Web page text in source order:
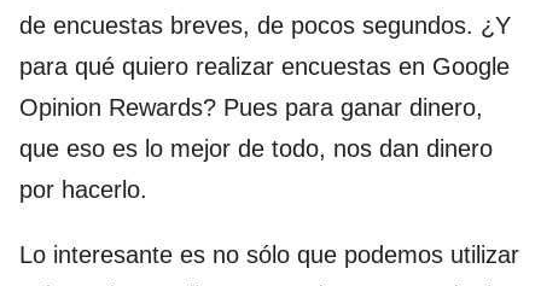
de encuestas breves, de pocos segundos. ¿Y
para qué quiero realizar encuestas en Google
Opinion Rewards? Pues para ganar dinero,
que eso es lo mejor de todo, nos dan dinero
por hacerlo.
Lo interesante es no sólo que podemos utilizar